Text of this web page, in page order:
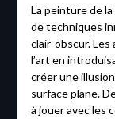
La peinture de
de techniques
clair-obscur.
l’art en
créer une
surface plane.
à jouer avec les